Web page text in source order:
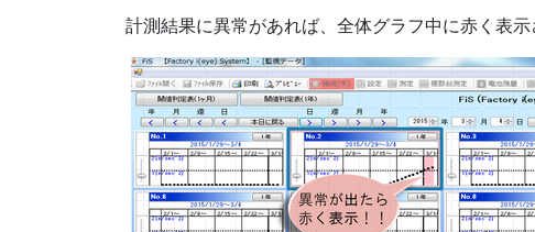
計測結果に異常があれば、全体グラフ中に赤く表